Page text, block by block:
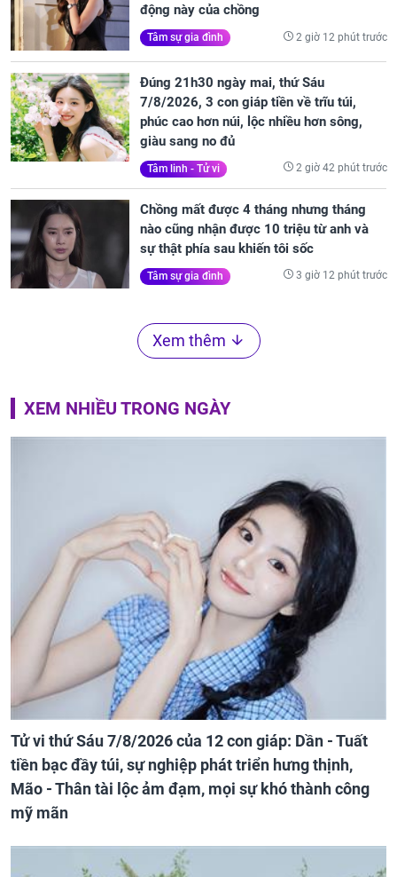
động này của chồng
Tâm sự gia đình 2 giờ 12 phút trước
Đúng 21h30 ngày mai, thứ Sáu
7/8/2026, 3 con giáp tiền về trĩu túi,
phúc cao hơn núi, lộc nhiều hơn sông,
giàu sang no đủ
Tâm linh - Tử vi 2 giờ 42 phút trước
Chồng mất được 4 tháng nhưng tháng
nào cũng nhận được 10 triệu từ anh và
sự thật phía sau khiến tôi sốc
Tâm sự gia đình 3 giờ 12 phút trước
Xem thêm
XEM NHIỀU TRONG NGÀY
Tử vi thứ Sáu 7/8/2026 của 12 con giáp: Dần - Tuất
tiền bạc đầy túi, sự nghiệp phát triển hưng thịnh,
Mão - Thân tài lộc ảm đạm, mọi sự khó thành công
mỹ mãn